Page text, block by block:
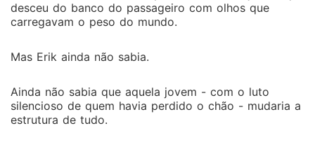
desceu do banco do passageiro com olhos que
carregavam o peso do mundo.
Mas Erik ainda não sabia.
Ainda não sabia que aquela jovem - com o luto
silencioso de quem havia perdido o chão - mudaria a
estrutura de tudo.